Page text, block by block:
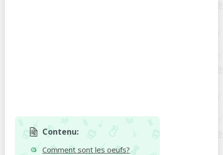
Contenu:
Comment sont les oeufs?